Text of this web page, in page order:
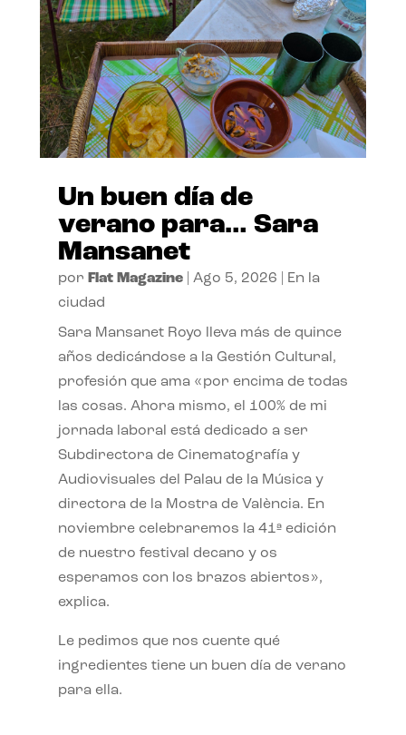
Un buen día de
verano para… Sara
Mansanet
por Flat Magazine| Ago 5, 2026
En la
ciudad
Sara Mansanet Royo lleva más de quince
años dedicándose a la Gestión Cultural,
profesión que ama «por encima de todas
las cosas. Ahora mismo, el 100% de mi
jornada laboral está dedicado a ser
Subdirectora de Cinematografía y
Audiovisuales del Palau de la Música y
directora de la Mostra de València. En
noviembre celebraremos la 41ª edición
de nuestro festival decano y os
esperamos con los brazos abiertos»,
explica.
Le pedimos que nos cuente qué
ingredientes tiene un buen día de verano
para ella.